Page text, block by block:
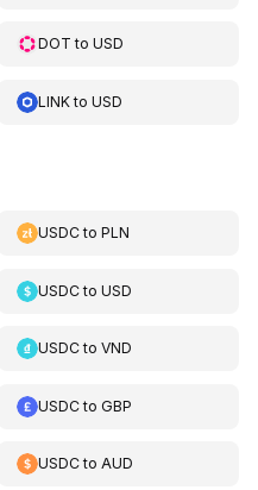
DOT toUSD
LINKtoUSD
USDCtoPLN
USDCtoUSD
USDCtoVND
USDCtoGBP
USDCtoAUD